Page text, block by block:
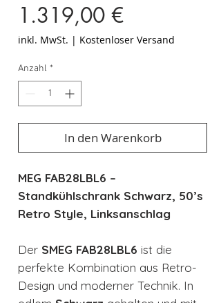
1.319,00 €Preis
inkl. MwSt. | Kostenloser Versand
Anzahl *
In den Warenkorb
MEG FAB28LBL6 –
Standkühlschrank Schwarz, 50’s
Retro Style, Linksanschlag
Der SMEG FAB28LBL6 ist die
perfekte Kombination aus Retro-
Design und moderner Technik. In